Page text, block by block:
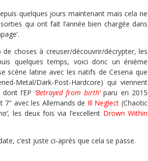
quelques jours maintenant mais cela ne
qui ont fait l’année bien chargée dans
choses à creuser/découvrir/décrypter, les
quelques temps, voici donc un énième
scène latine avec les natifs de Cesena que
Metal/Dark-Post-Hardcore) qui viennent
l’EP ‘Betrayed from birth’paru en 2015
avec les Allemands de Ill Neglect (Chaotic
, les deux fois via l’excellent Drown Within
c’est juste ci-après que cela se passe.